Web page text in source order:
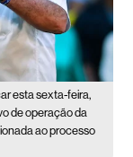
esta sexta-feira,
de operação da
ao processo